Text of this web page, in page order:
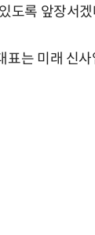
도록 앞장서
표는 미래 신